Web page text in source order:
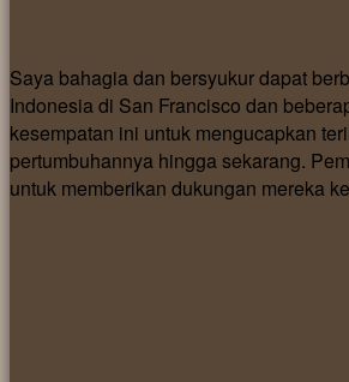
Saya bahagia dan bersyukur dapat
Indonesia di San Francisco dan
kesempatan ini untuk mengucapkan
pertumbuhannya hingga sekarang.
untuk memberikan dukungan mereka